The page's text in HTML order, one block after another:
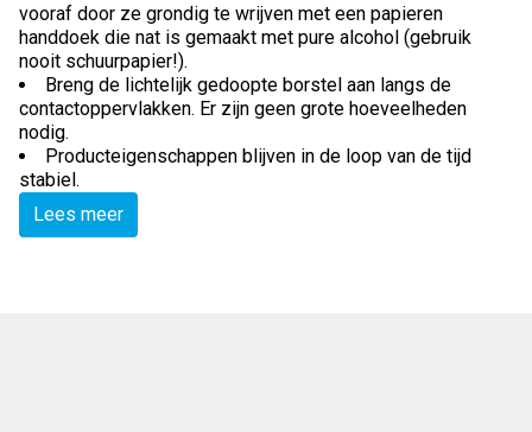
vooraf door ze grondig te wrijven met een papieren
handdoek die nat is gemaakt met pure alcohol (gebruik
nooit schuurpapier!).
Breng de lichtelijk gedoopte borstel aan langs de
contactoppervlakken. Er zijn geen grote hoeveelheden
nodig.
Producteigenschappen blijven in de loop van de tijd
stabiel.
Lees meer